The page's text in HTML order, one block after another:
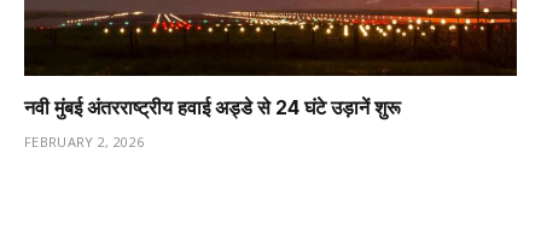
नवी मुंबई अंतरराष्ट्रीय हवाई अड्डे से 24 घंटे उड़ानें शुरू
FEBRUARY 2, 2026